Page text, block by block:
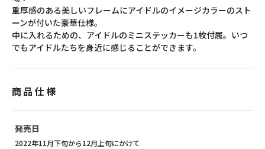
重厚感のある美しいフレームにアイドルのイメージカラーのスト
ーンが付いた豪華仕様。
中に入れるための、アイドルのミニステッカーも1枚付属。いつ
でもアイドルたちを身近に感じることができます。
商品仕様
発売日
2022年11月下旬から12月上旬にかけて